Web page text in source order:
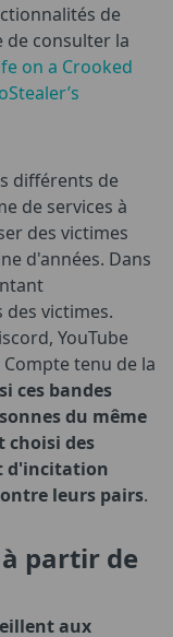
de
de consulter la
on a Crooked
différents de
de services à
des victimes
d'années. Dans
victimes.
YouTube
tenu de la
ces bandes
du même
choisi des
d'incitation
leurs pairs.
partir de
aux